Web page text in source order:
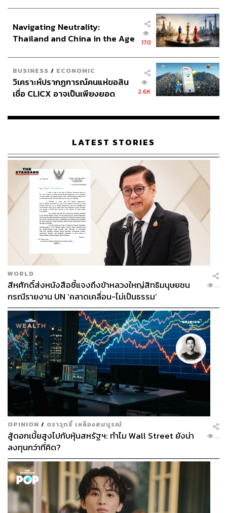
พรรคเพื่อไทย อธิบายอุดมการณ์ตัวเองอย่างไร หลังปี
2566 ต้องตั้งรัฐบาลผสมร่วมกับพรรคร่วมรัฐบาลเดิม
ของพล.อ.ประยุทธ์ จันทร์โอชา ทั้งที่พรรคเคยถูก
รัฐประหารมาแล้ว 2 ครั้ง
ก่อนอื่นผมคิดว่าต้องดูจากประวัติศาสตร์ที่ยาวนาน อย่าไปตัด
ช่วงเฉพาะตอนนี้ สิ่งที่สำคัญคือพรรคเพื่อไทย เป็นพรรคที่ต่อ
เนื่องจากพรรคไทยรักไทยตั้งแต่ปี 2541 วันที่ 14 กรกฎาคม
2541 ท่านนายกฯ ทักษิณได้ก่อตั้งพรรคขึ้นมา
สิ่งที่สำคัญและทำให้ชนะการเลือกตั้งปี 2544 อย่างโดดเด่น
และเป็นครั้งแรกในประวัติศาสตร์ที่ได้คะแนนเกือบ 50% ใน
พรรคเดียวคือ 248 เสียง จาก 500 เสียงในสภาผู้แทนราษฎร
หลังจากนั้นอีก 4 ปีให้หลัง คือปี 2548 ยังได้ถึง 377 เสียง จาก
ทั้งหมดในรัฐสภา 700 เสียง ประกอบด้วย สส. 500 เสียง และ
สว. 200 เสียง สส.ไทยรักไทย 377 มากกว่าครึ่งหนึ่งของ 2
สภารวมกัน สภาล่าง(สส.) และสภาสูง(สว.)
ปัจจัยที่สำคัญ ก็คือ ท่านนายกฯ เป็นคนที่โดดเด่น และตั้ง
พรรคในภาวะวิกฤตเศรษฐกิจต้มยำกุ้ง 2540 คนต้องการการ
เปลี่ยนแปลง ขณะที่นายกฯ ทักษิณ ประสบความสำเร็จใน
ภาคธุรกิจ ระดมคนที่มีความสามารถด้านต่างๆ ของประเทศ
ขึ้นมาสร้างความโดดเด่นจนกระทั่งพรรคการเมืองอื่นๆ ไม่
สามารถเอาชนะได้
อุดมการณ์ตรงนี้ คือการแก้ปัญหาของประชาชนจากความ
จริงในภาคปฏิบัติ ไม่ใช่ฝีปาก แต่เป็นเรื่องฝีมือ ไม่ใช่เพียง
Navigating Neutrality:
Thailand and China in the Age
170
BUSINESS / ECONOMIC
วิเคราะห์ปรากฏการณ์คนแห่ขอสิน
เชื่อ CLICX อาจเป็นเพียงยอด
เรือนไทยที่ถูกซุกไว้
2.6K
LATEST STORIES
WORLD
สีหศักดิ์ส่งหนังสือชี้แจงถึงข้าหลวงใหญ่สิทธิมนุษยชน
กรณีรายงาน UN ‘คลาดเคลื่อน-ไม่เป็นธรรม’
...
OPINION / ตราวุทธิ์ เหลืองสมบูรณ์
สู้ดอกเบี้ยสูงไปกับหุ้นสหรัฐฯ: ทำไม Wall Street ยังน่า
ลงทุนกว่าที่คิด?
...